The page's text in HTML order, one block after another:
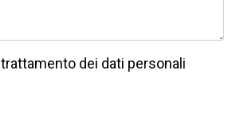
trattamento dei dati personali